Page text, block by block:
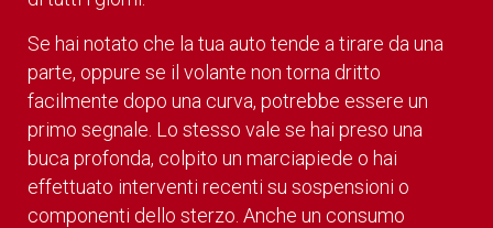
Se hai notato che la tua auto tende a tirare da una
parte, oppure se il volante non torna dritto
facilmente dopo una curva, potrebbe essere un
primo segnale. Lo stesso vale se hai preso una
buca profonda, colpito un marciapiede o hai
effettuato interventi recenti su sospensioni o
componenti dello sterzo. Anche un consumo